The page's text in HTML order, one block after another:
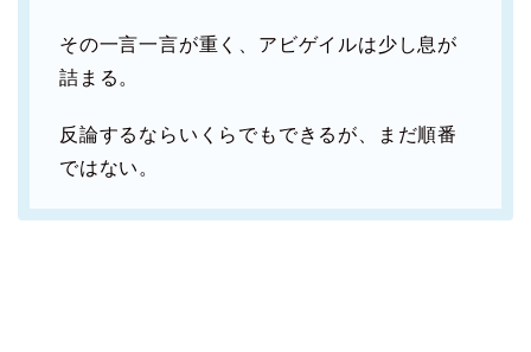
その一言一言が重く、アビゲイルは少し息が
詰まる。
反論するならいくらでもできるが、まだ順番
ではない。